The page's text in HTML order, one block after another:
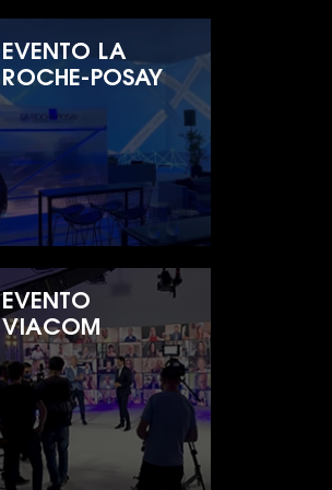
EVENTO LA
ROCHE-POSAY
EVENTO
VIACOM